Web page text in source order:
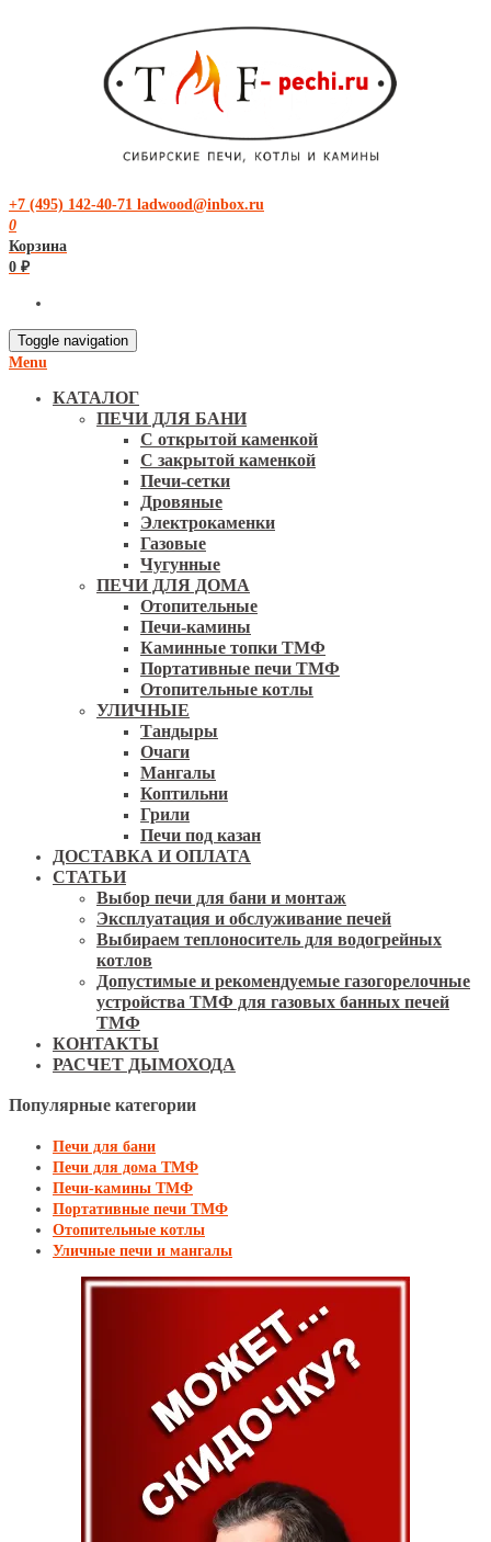
+7 (495) 142-40-71 ladwood@inbox.ru
0
Корзина
0 ₽
Toggle navigation
Menu
КАТАЛОГ
ПЕЧИ ДЛЯ БАНИ
С открытой каменкой
С закрытой каменкой
Печи-сетки
Дровяные
Электрокаменки
Газовые
Чугунные
ПЕЧИ ДЛЯ ДОМА
Отопительные
Печи-камины
Каминные топки ТМФ
Портативные печи ТМФ
Отопительные котлы
УЛИЧНЫЕ
Тандыры
Очаги
Мангалы
Коптильни
Грили
Печи под казан
ДОСТАВКА И ОПЛАТА
СТАТЬИ
Выбор печи для бани и монтаж
Эксплуатация и обслуживание печей
Выбираем теплоноситель для водогрейных
котлов
Допустимые и рекомендуемые газогорелочные
устройства ТМФ для газовых банных печей
ТМФ
КОНТАКТЫ
РАСЧЕТ ДЫМОХОДА
Популярные категории
Печи для бани
Печи для дома ТМФ
Печи-камины ТМФ
Портативные печи ТМФ
Отопительные котлы
Уличные печи и мангалы